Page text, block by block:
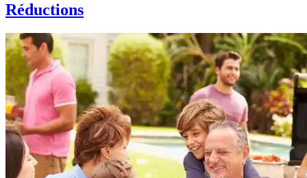
Réductions